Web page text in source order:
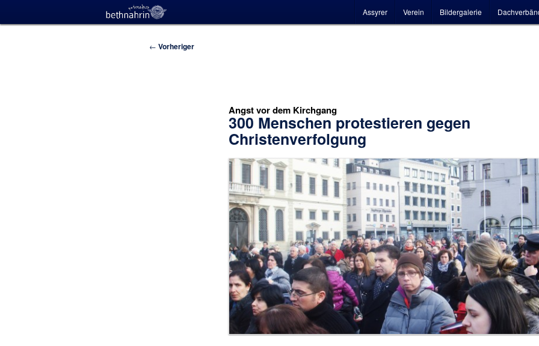
Hauptmenü
Assyrer Verein Bildergalerie
Beitragsnavigation
← Vorheriger
Angst vor dem Kirchgang
300 Menschen protestieren gegen
Christenverfolgung